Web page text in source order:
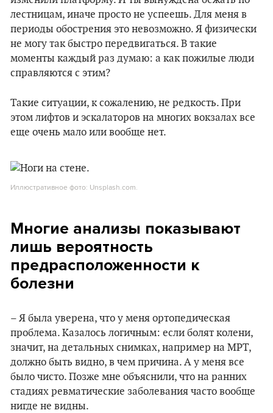
лестницам, иначе просто не успеешь. Для меня в
периоды обострения это невозможно. Я физически
не могу так быстро передвигаться. В такие
моменты каждый раз думаю: а как пожилые люди
справляются с этим?
Такие ситуации, к сожалению, не редкость. При
этом лифтов и эскалаторов на многих вокзалах все
еще очень мало или вообще нет.
Иллюстративное фото: Unsplash.com.
Многие анализы показывают
лишь вероятность
предрасположенности к
болезни
– Я была уверена, что у меня ортопедическая
проблема. Казалось логичным: если болят колени,
значит, на детальных снимках, например на МРТ,
должно быть видно, в чем причина. А у меня все
было чисто. Позже мне объяснили, что на ранних
стадиях ревматические заболевания часто вообще
нигде не видны.